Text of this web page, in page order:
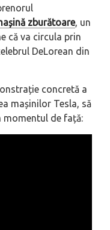
zburătoare, un
că va circula prin
DeLorean din
concretă a
mașinilor Tesla, să
momentul de față: